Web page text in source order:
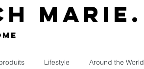
MARIE.
Lifestyle Around the World